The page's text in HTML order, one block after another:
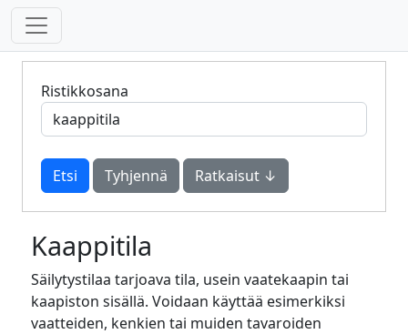
Ristikkosana
Tyhjennä Ratkaisut ↓
Kaappitila
Säilytystilaa tarjoava tila, usein vaatekaapin tai
kaapiston sisällä. Voidaan käyttää esimerkiksi
vaatteiden, kenkien tai muiden tavaroiden